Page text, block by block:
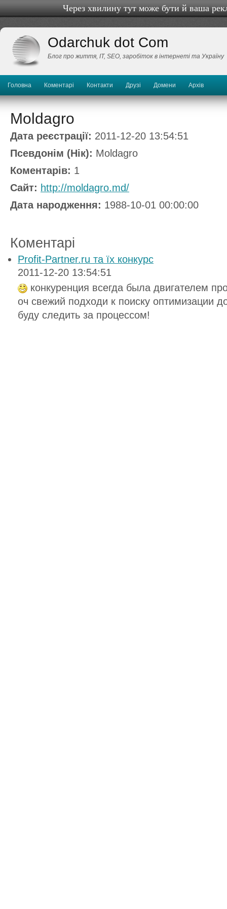
Через хвилину тут може бути й ваша
Odarchuk dot Com
Блог про життя, IТ, SEO, заробіток в інтернеті та Україну
Головна Коментарі Контакти Друзі Домени Архів
Moldagro
Дата реєстрації: 2011-12-20 13:54:51
Псевдонім (Нік): Moldagro
Коментарів: 1
Сайт: http://moldagro.md/
Дата народження: 1988-10-01 00:00:00
Коментарі
Profit-Partner.ru та їх конкурс
2011-12-20 13:54:51
конкуренция всегда была двигателем
оч свежий подходи к поиску оптимизации
буду следить за процессом!